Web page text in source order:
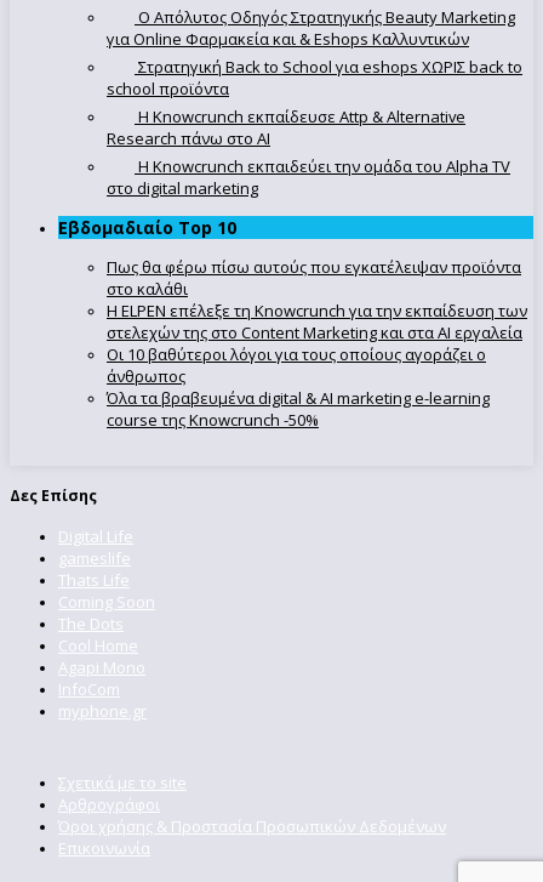
Ο Απόλυτoς Οδηγός Στρατηγικής Beauty Marketing
για Online Φαρμακεία και & Eshops Καλλυντικών
Στρατηγική Back to School για eshops ΧΩΡΙΣ back to
school προϊόντα
Η Knowcrunch εκπαίδευσε Attp & Alternative
Research πάνω στο ΑΙ
Η Knowcrunch εκπαιδεύει την ομάδα του Alpha TV
στο digital marketing
Εβδομαδιαίο Top 10
Πως θα φέρω πίσω αυτούς που εγκατέλειψαν προϊόντα
στο καλάθι
Η ELPEN επέλεξε τη Knowcrunch για την εκπαίδευση των
στελεχών της στο Content Marketing και στα AI εργαλεία
Οι 10 βαθύτεροι λόγοι για τους οποίους αγοράζει ο
άνθρωπος
Όλα τα βραβευμένα digital & AI marketing e-learning
course της Knowcrunch -50%
Δες Επίσης
Digital Life
gameslife
Thats Life
Coming Soon
The Dots
Cool Home
Agapi Mono
InfoCom
myphone.gr
Σχετικά με το site
Αρθρογράφοι
Όροι χρήσης & Προστασία Προσωπικών Δεδομένων
Επικοινωνία